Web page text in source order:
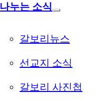
나누는 소식
갈보리뉴스
선교지 소식
갈보리 사진첩